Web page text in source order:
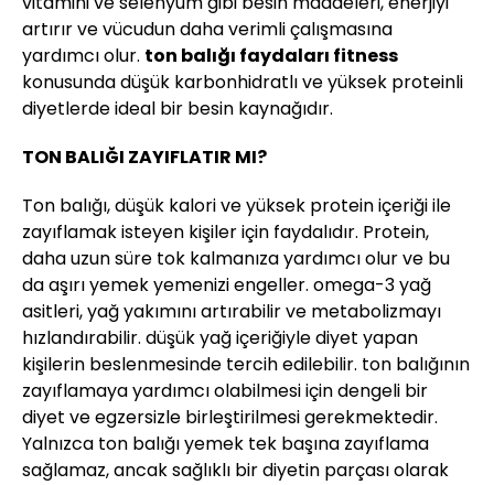
artırır ve vücudun daha verimli çalışmasına
yardımcı olur. ton balığı faydaları fitness
konusunda düşük karbonhidratlı ve yüksek proteinli
diyetlerde ideal bir besin kaynağıdır.
TON BALIĞI ZAYIFLATIR MI?
Ton balığı, düşük kalori ve yüksek protein içeriği ile
zayıflamak isteyen kişiler için faydalıdır. Protein,
daha uzun süre tok kalmanıza yardımcı olur ve bu
da aşırı yemek yemenizi engeller. omega-3 yağ
asitleri, yağ yakımını artırabilir ve metabolizmayı
hızlandırabilir. düşük yağ içeriğiyle diyet yapan
kişilerin beslenmesinde tercih edilebilir. ton balığının
zayıflamaya yardımcı olabilmesi için dengeli bir
diyet ve egzersizle birleştirilmesi gerekmektedir.
Yalnızca ton balığı yemek tek başına zayıflama
sağlamaz, ancak sağlıklı bir diyetin parçası olarak